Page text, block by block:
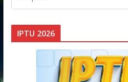
IPTU 2026